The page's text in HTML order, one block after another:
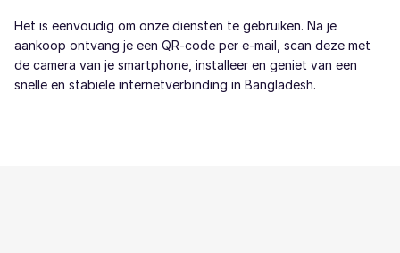
Het is eenvoudig om onze diensten te gebruiken. Na je
aankoop ontvang je een QR-code per e-mail, scan deze met
de camera van je smartphone, installeer en geniet van een
snelle en stabiele internetverbinding in Bangladesh.